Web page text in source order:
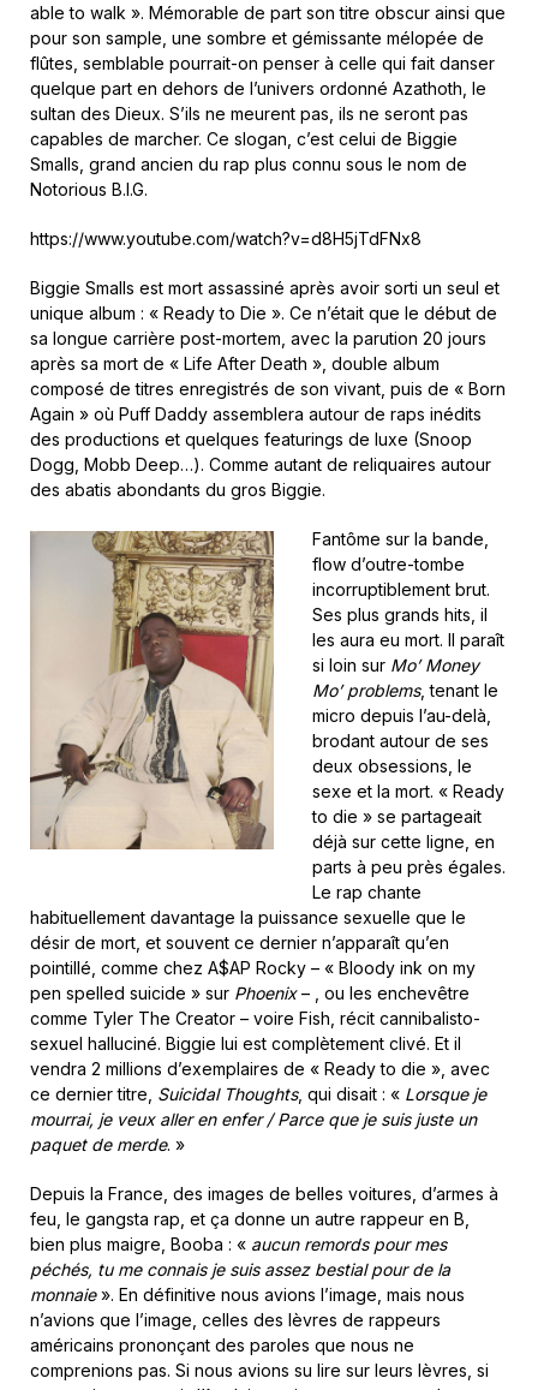
able to walk ». Mémorable de part son titre obscur ainsi que
pour son sample, une sombre et gémissante mélopée de
flûtes, semblable pourrait-on penser à celle qui fait danser
quelque part en dehors de l’univers ordonné Azathoth, le
sultan des Dieux. S’ils ne meurent pas, ils ne seront pas
capables de marcher. Ce slogan, c’est celui de Biggie
Smalls, grand ancien du rap plus connu sous le nom de
Notorious B.I.G.
https://www.youtube.com/watch?v=d8H5jTdFNx8
Biggie Smalls est mort assassiné après avoir sorti un seul et
unique album : « Ready to Die ». Ce n’était que le début de
sa longue carrière post-mortem, avec la parution 20 jours
après sa mort de « Life After Death », double album
composé de titres enregistrés de son vivant, puis de « Born
Again » où Puff Daddy assemblera autour de raps inédits
des productions et quelques featurings de luxe (Snoop
Dogg, Mobb Deep…). Comme autant de reliquaires autour
des abatis abondants du gros Biggie.
Fantôme sur la bande,
flow d’outre-tombe
incorruptiblement brut.
Ses plus grands hits, il
les aura eu mort. Il paraît
si loin sur Mo’ Money
Mo’ problems, tenant le
micro depuis l’au-delà,
brodant autour de ses
deux obsessions, le
sexe et la mort. « Ready
to die » se partageait
déjà sur cette ligne, en
parts à peu près égales.
Le rap chante
habituellement davantage la puissance sexuelle que le
désir de mort, et souvent ce dernier n’apparaît qu’en
pointillé, comme chez A$AP Rocky – « Bloody ink on my
pen spelled suicide » sur Phoenix– , ou les enchevêtre
comme Tyler The Creator – voire Fish, récit cannibalisto-
sexuel halluciné. Biggie lui est complètement clivé. Et il
vendra 2 millions d’exemplaires de « Ready to die », avec
ce dernier titre, Suicidal Thoughts, qui disait : « Lorsque je
mourrai, je veux aller en enfer / Parce que je suis juste un
paquet de merde. »
Depuis la France, des images de belles voitures, d’armes à
feu, le gangsta rap, et ça donne un autre rappeur en B,
bien plus maigre, Booba : « aucun remords pour mes
péchés, tu me connais je suis assez bestial pour de la
monnaie». En définitive nous avions l’image, mais nous
n’avions que l’image, celles des lèvres de rappeurs
américains prononçant des paroles que nous ne
comprenions pas. Si nous avions su lire sur leurs lèvres, si